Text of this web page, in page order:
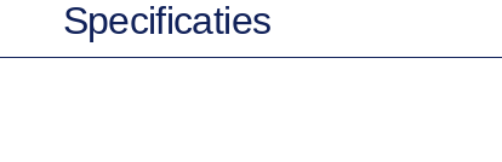
Specificaties